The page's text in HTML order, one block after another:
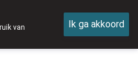
van
Ik ga akkoord